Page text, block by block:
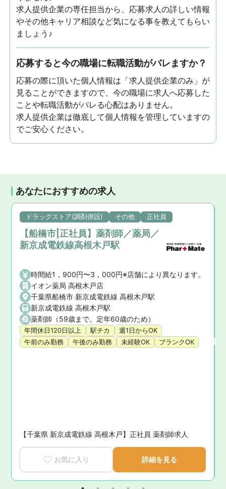
求人提供企業の専任担当から、応募求人の詳しい情報
やその他キャリア相談など気になる事を教えてもらい
ましょう♪
応募すると今の職場に転職活動がバレますか？
応募の際に頂いた個人情報は「求人提供企業のみ」が
見ることができますので、今の職場に求人へ応募した
ことや転職活動がバレる心配はありません。
求人提供企業は徹底して個人情報を管理していますの
でご安心ください。
あなたにおすすめの求人
ドラッグストア(調剤併設) その他 正社員
【船橋市|正社員】薬剤師／薬局／
新京成電鉄線高根木戸駅
時間給1，900円〜3，000円※店舗により異なります。
イオン薬局 高根木戸店
千葉県船橋市 新京成電鉄線 高根木戸駅
新京成電鉄線 高根木戸駅
薬剤師（59歳まで。定年60歳のため）
年間休日120日以上 駅チカ
週1日からOK
午前のみ勤務
午後のみ勤務 未経験OK ブランクOK
【千葉県 新京成電鉄線 高根木戸】正社員 薬剤師求人
お気に入り 詳細を見る